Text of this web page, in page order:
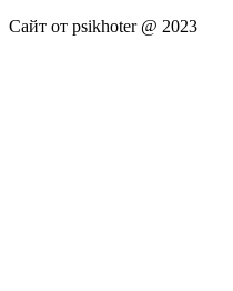
Сайт от psikhoter @ 2023